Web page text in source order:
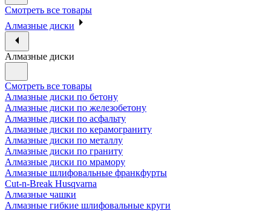
Смотреть все товары
Алмазные диски
Алмазные диски
Смотреть все товары
Алмазные диски по бетону
Алмазные диски по железобетону
Алмазные диски по асфальту
Алмазные диски по керамограниту
Алмазные диски по металлу
Алмазные диски по граниту
Алмазные диски по мрамору
Алмазные шлифовальные франкфурты
Cut-n-Break Husqvarna
Алмазные чашки
Алмазные гибкие шлифовальные круги